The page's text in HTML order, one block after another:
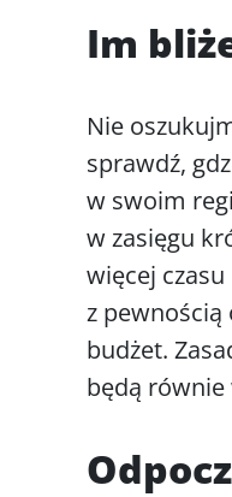
Im
Nie
sprawdź,
w swoim
w zasięgu
więcej
z pewnością
budżet.
będą równie